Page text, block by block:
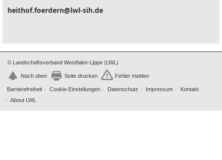
heithof.foerdern@lwl-sih.de
© Landschaftsverband Westfalen-Lippe (LWL)
Nach oben Seite drucken Fehler melden
Barrierefreiheit Cookie-Einstellungen Datenschutz Impressum
Kontakt
About LWL